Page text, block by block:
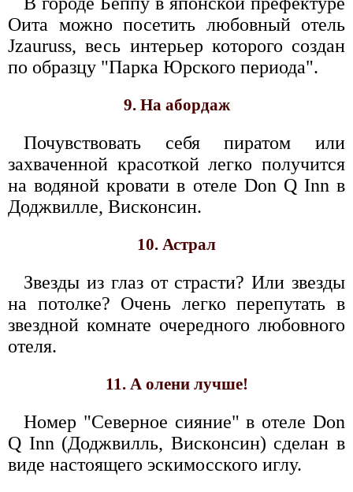
Оита можно посетить любовный отель
Jzauruss, весь интерьер которого создан
по образцу "Парка Юрского периода".
9. На абордаж
Почувствовать себя пиратом или
захваченной красоткой легко получится
на водяной кровати в отеле Don Q Inn в
Доджвилле, Висконсин.
10. Астрал
Звезды из глаз от страсти? Или звезды
на потолке? Очень легко перепутать в
звездной комнате очередного любовного
отеля.
11. А олени лучше!
Номер "Северное сияние" в отеле Don
Q Inn (Доджвилль, Висконсин) сделан в
виде настоящего эскимосского иглу.